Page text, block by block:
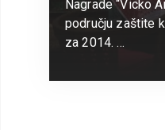
Nagrade “Vicko
području zaštite
za 2014. …